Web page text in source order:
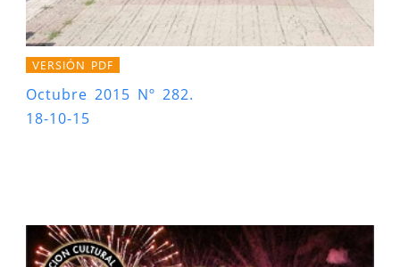
VERSIÓN PDF
Octubre 2015 Nº 282.
18-10-15